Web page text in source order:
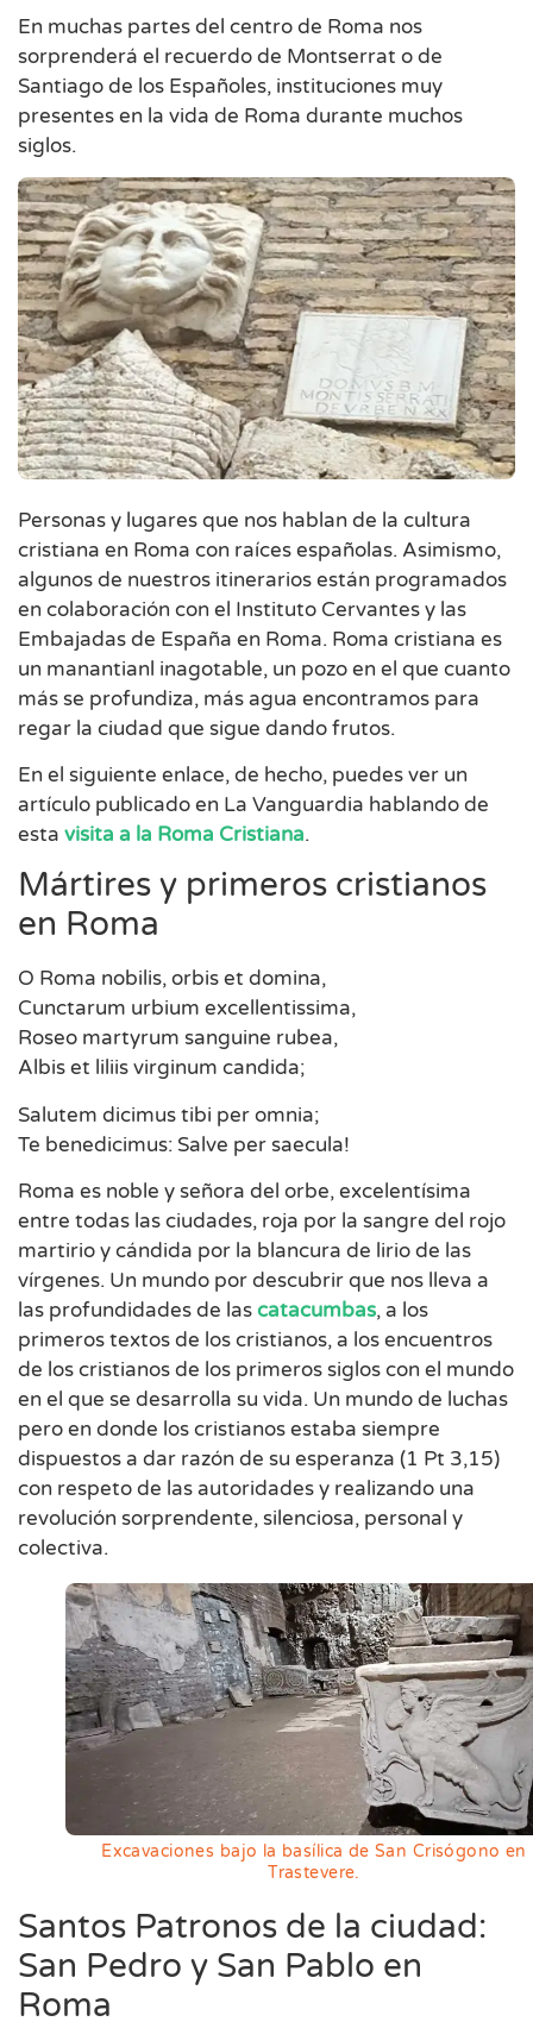
En muchas partes del centro de Roma nos
sorprenderá el recuerdo de Montserrat o de
Santiago de los Españoles, instituciones muy
presentes en la vida de Roma durante muchos
siglos.
Personas y lugares que nos hablan de la cultura
cristiana en Roma con raíces españolas. Asimismo,
algunos de nuestros itinerarios están programados
en colaboración con el Instituto Cervantes y las
Embajadas de España en Roma. Roma cristiana es
un manantianl inagotable, un pozo en el que cuanto
más se profundiza, más agua encontramos para
regar la ciudad que sigue dando frutos.
En el siguiente enlace, de hecho, puedes ver un
artículo publicado en La Vanguardia hablando de
esta visita a la Roma Cristiana.
Mártires y primeros cristianos
en Roma
O Roma nobilis, orbis et domina,
Cunctarum urbium excellentissima,
Roseo martyrum sanguine rubea,
Albis et liliis virginum candida;
Salutem dicimus tibi per omnia;
Te benedicimus: Salve per saecula!
Roma es noble y señora del orbe, excelentísima
entre todas las ciudades, roja por la sangre del rojo
martirio y cándida por la blancura de lirio de las
vírgenes. Un mundo por descubrir que nos lleva a
las profundidades de lascatacumbas, a los
primeros textos de los cristianos, a los encuentros
de los cristianos de los primeros siglos con el mundo
en el que se desarrolla su vida. Un mundo de luchas
pero en donde los cristianos estaba siempre
dispuestos a dar razón de su esperanza (1 Pt 3,15)
con respeto de las autoridades y realizando una
revolución sorprendente, silenciosa, personal y
colectiva.
Excavaciones bajo la basílica de San Crisógono en
Trastevere.
Santos Patronos de la ciudad:
San Pedro y San Pablo en
Roma